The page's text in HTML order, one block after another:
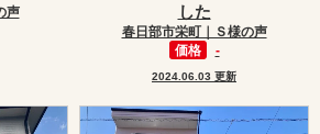
声
した
春日部市栄町｜Ｓ様の声
価格
-
2024.06.03 更新